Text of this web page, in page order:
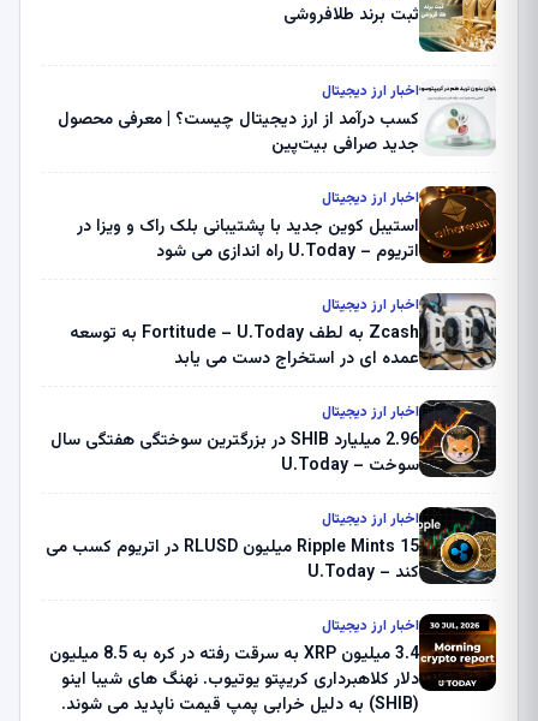
ثبت برند طلافروشی
اخبار ارز دیجیتال
کسب درآمد از ارز دیجیتال چیست؟ | معرفی محصول
جدید صرافی بیت‌پین
اخبار ارز دیجیتال
استیبل کوین جدید با پشتیبانی بلک راک و ویزا در
اتریوم – U.Today راه اندازی می شود
اخبار ارز دیجیتال
Zcash به لطف Fortitude – U.Today به توسعه
عمده ای در استخراج دست می یابد
اخبار ارز دیجیتال
2.96 میلیارد SHIB در بزرگترین سوختگی هفتگی سال
سوخت – U.Today
اخبار ارز دیجیتال
Ripple Mints 15 میلیون RLUSD در اتریوم کسب می
کند – U.Today
اخبار ارز دیجیتال
3.4 میلیون XRP به سرقت رفته در کره به 8.5 میلیون
دلار کلاهبرداری کریپتو یوتیوب. نهنگ های شیبا اینو
(SHIB) به دلیل خرابی پمپ قیمت ناپدید می شوند.